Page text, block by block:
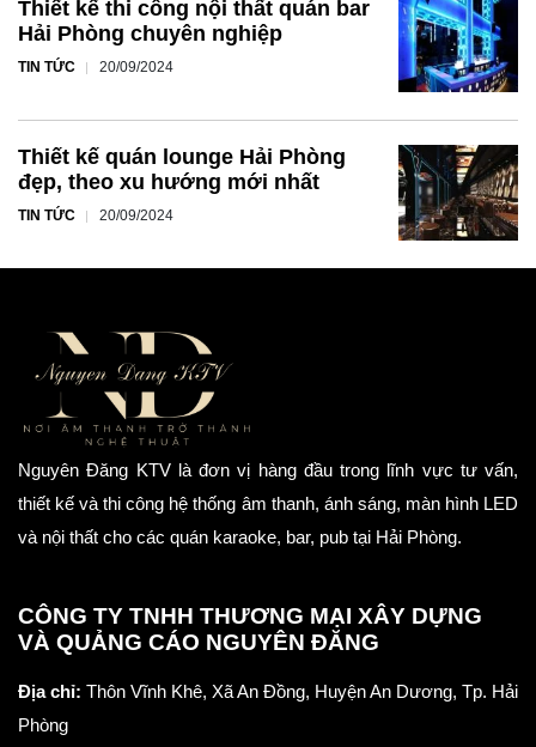
Thiết kế thi công nội thất quán bar
Hải Phòng chuyên nghiệp
TIN TỨC 20/09/2024
Thiết kế quán lounge Hải Phòng
đẹp, theo xu hướng mới nhất
TIN TỨC 20/09/2024
Nguyên Đăng KTV là đơn vị hàng đầu trong lĩnh vực tư vấn,
thiết kế và thi công hệ thống âm thanh, ánh sáng, màn hình LED
và nội thất cho các quán karaoke, bar, pub tại Hải Phòng.
CÔNG TY TNHH THƯƠNG MẠI XÂY DỰNG
VÀ QUẢNG CÁO NGUYÊN ĐĂNG
Địa chỉ: Thôn Vĩnh Khê, Xã An Đồng, Huyện An Dương, Tp. Hải
Phòng